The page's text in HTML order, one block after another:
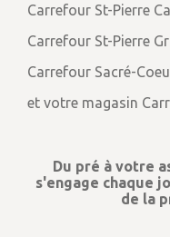
Carrefour St-Pierre
Carrefour St-Pierre
Carrefour Sacré-
et votre magasin
Du pré à votre
s'engage chaque
de la